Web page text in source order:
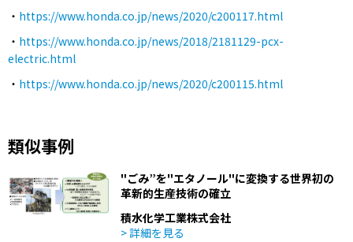
・ https://www.honda.co.jp/news/2020/c200117.html
・ https://www.honda.co.jp/news/2018/2181129-pcx-
electric.html
・ https://www.honda.co.jp/news/2020/c200115.html
類似事例
"ごみ”を"エタノール"に変換する世界初の
革新的生産技術の確立
積水化学工業株式会社
> 詳細を見る